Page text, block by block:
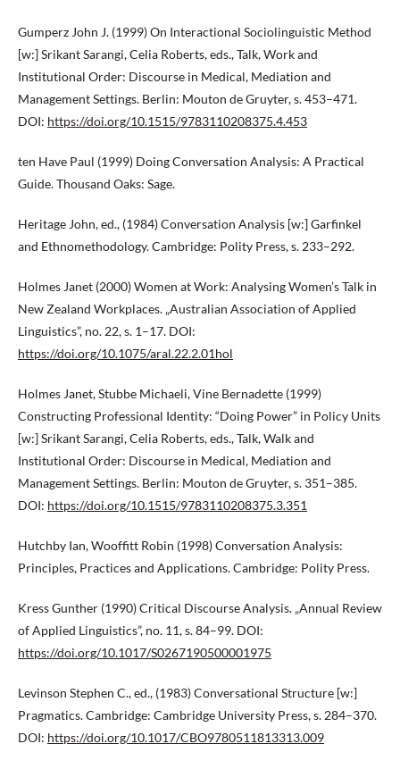
Gumperz John J. (1999) On Interactional Sociolinguistic Method
[w:] Srikant Sarangi, Celia Roberts, eds., Talk, Work and
Institutional Order: Discourse in Medical, Mediation and
Management Settings. Berlin: Mouton de Gruyter, s. 453–471.
DOI: https://doi.org/10.1515/9783110208375.4.453
ten Have Paul (1999) Doing Conversation Analysis: A Practical
Guide. Thousand Oaks: Sage.
Heritage John, ed., (1984) Conversation Analysis [w:] Garfinkel
and Ethnomethodology. Cambridge: Polity Press, s. 233–292.
Holmes Janet (2000) Women at Work: Analysing Women’s Talk in
New Zealand Workplaces. „Australian Association of Applied
Linguistics”, no. 22, s. 1–17. DOI:
https://doi.org/10.1075/aral.22.2.01hol
Holmes Janet, Stubbe Michaeli, Vine Bernadette (1999)
Constructing Professional Identity: “Doing Power” in Policy Units
[w:] Srikant Sarangi, Celia Roberts, eds., Talk, Walk and
Institutional Order: Discourse in Medical, Mediation and
Management Settings. Berlin: Mouton de Gruyter, s. 351–385.
DOI: https://doi.org/10.1515/9783110208375.3.351
Hutchby Ian, Wooffitt Robin (1998) Conversation Analysis:
Principles, Practices and Applications. Cambridge: Polity Press.
Kress Gunther (1990) Critical Discourse Analysis. „Annual Review
of Applied Linguistics”, no. 11, s. 84–99. DOI:
https://doi.org/10.1017/S0267190500001975
Levinson Stephen C., ed., (1983) Conversational Structure [w:]
Pragmatics. Cambridge: Cambridge University Press, s. 284–370.
DOI: https://doi.org/10.1017/CBO9780511813313.009